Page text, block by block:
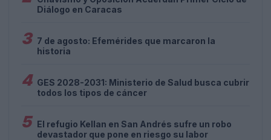
Diálogo en Caracas
3 7 de agosto: Efemérides que marcaron la
historia
4 GES 2028-2031: Ministerio de Salud busca cubrir
todos los tipos de cáncer
5 El refugio Kellan en San Andrés sufre un robo
devastador que pone en riesgo su labor